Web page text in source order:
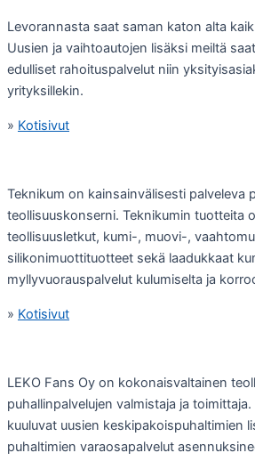
Levorannasta saat saman katon alta
Uusien ja vaihtoautojen lisäksi meiltä
edulliset rahoituspalvelut niin
yrityksillekin.
» Kotisivut
Teknikum on kainsainvälisesti palveleva
teollisuuskonserni. Teknikumin tuotteita
teollisuusletkut, kumi-, muovi-,
silikonimuottituotteet sekä laadukkaat
myllyvuorauspalvelut kulumiselta ja
» Kotisivut
LEKO Fans Oy on kokonaisvaltainen
puhallinpalvelujen valmistaja ja
kuuluvat uusien keskipakoispuhaltimien
puhaltimien varaosapalvelut